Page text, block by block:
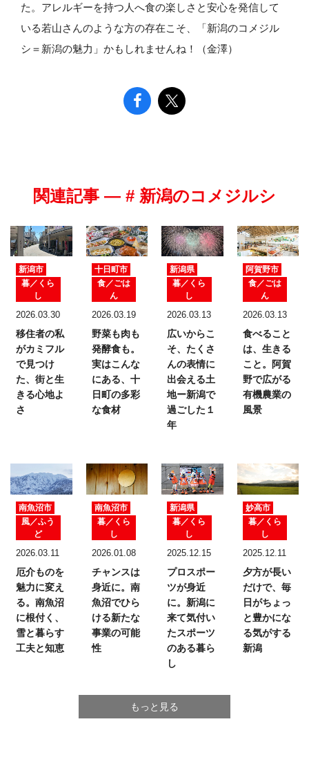
た。アレルギーを持つ人へ食の楽しさと安心を発信して
いる若山さんのような方の存在こそ、「新潟のコメジル
シ＝新潟の魅力」かもしれませんね！（金澤）
関連記事 — # 新潟のコメジルシ
新潟市
暮／くら
し
2026.03.30
移住者の私
がカミフル
で見つけ
た、 街と生
きる心地よ
さ
十日町市
食／ごは
ん
2026.03.19
野菜も肉も
発酵食も。
実はこんな
にある、十
日町の多彩
な食材
新潟県
暮／くら
し
2026.03.13
広いからこ
そ、たくさ
んの表情に
出会える土
地ー新潟で
過ごした１
年
阿賀野市
食／ごは
ん
2026.03.13
食べること
は、生きる
こと。
阿賀
野で広がる
有機農業の
風景
南魚沼市
風／ふう
ど
2026.03.11
厄介ものを
魅力に変え
る。 南魚沼
に根付く、
雪と暮らす
工夫と知恵
南魚沼市
暮／くら
し
2026.01.08
チャンスは
身近に。 南
魚沼でひら
ける新たな
事業の可能
性
新潟県
暮／くら
し
2025.12.15
プロスポー
ツが身近
に。 新潟に
来て気付い
たスポーツ
のある暮ら
し
妙高市
暮／くら
し
2025.12.11
夕方が長い
だけで、 毎
日がちょっ
と豊かにな
る気がする
新潟
もっと見る